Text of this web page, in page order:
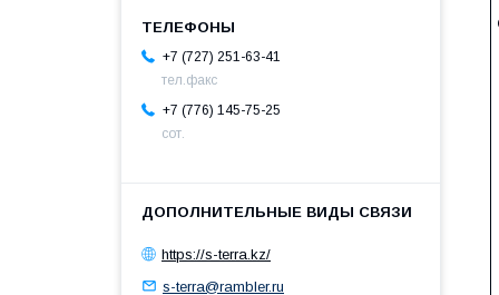
+7 (727) 251-63-41
тел.факс
+7 (776) 145-75-25
сот.
https://s-terra.kz/
s-terra@rambler.ru